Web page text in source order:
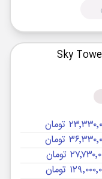
تومان
تومان
تومان
تومان